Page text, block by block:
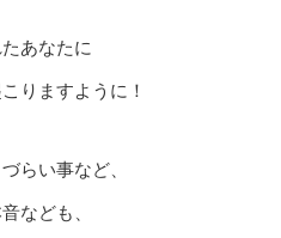
あなたに
りますように！
らい事など、
なども、